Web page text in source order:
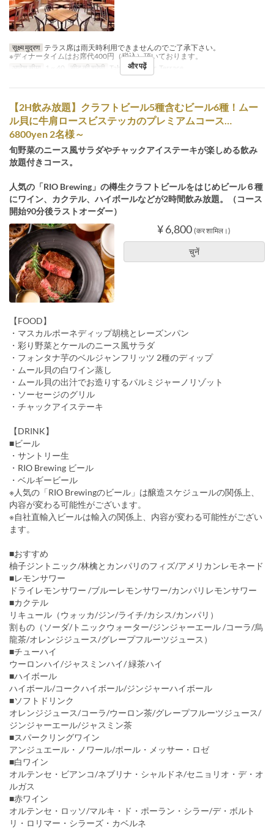
सूक्ष्म मुद्रण テラス席は雨天時利用できませんのでご了承下さい。
※ディナータイムはお席代400円（税込）頂いております。
आदेश सीमा
1 ~ 40 सीट की श्रेणी Table, Counter, Terrace
और पढ़ें
【2H飲み放題】クラフトビール5種含むビール6種！ムー
ル貝に牛肩ロースビステッカのプレミアムコース…
6800yen 2名様～
旬野菜のニース風サラダやチャックアイステーキが楽しめる飲み
放題付きコース。
人気の「RIO Brewing」の樽生クラフトビールをはじめビール６種
にワイン、カクテル、ハイボールなどが2時間飲み放題。（コース
開始90分後ラストオーダー）
¥ 6,800 (कर शामिल।)
चुनें
【FOOD】
・マスカルポーネディップ胡桃とレーズンパン
・彩り野菜とケールのニース風サラダ
・フォンタナ芋のベルジャンフリッツ 2種のディップ
・ムール貝の白ワイン蒸し
・ムール貝の出汁でお造りするパルミジャーノリゾット
・ソーセージのグリル
・チャックアイステーキ
【DRINK】
■ビール
・サントリー生
・RIO Brewing ビール
・ベルギービール
※人気の「RIO Brewingのビール」は醸造スケジュールの関係上、
内容が変わる可能性がございます。
※自社直輸入ビールは輸入の関係上、内容が変わる可能性がござい
ます。
■おすすめ
柚子ジントニック/林檎とカンパリのフィズ/アメリカンレモネード
■レモンサワー
ドライレモンサワー /ブルーレモンサワー/カンパリレモンサワー
■カクテル
リキュール（ウォッカ/ジン/ライチ/カシス/カンパリ）
割もの（ソーダ/トニックウォーター/ジンジャーエール /コーラ/烏
龍茶/オレンジジュース/グレープフルーツジュース）
■チューハイ
ウーロンハイ/ジャスミンハイ/ 緑茶ハイ
■ハイボール
ハイボール/コークハイボール/ジンジャーハイボール
■ソフトドリンク
オレンジジュース/コーラ/ウーロン茶/グレープフルーツジュース/
ジンジャーエール/ジャスミン茶
■スパークリングワイン
アンジュエール・ノワール/ポール・メッサー・ロゼ
■白ワイン
オルテンセ・ビアンコ/ネブリナ・シャルドネ/セニョリオ・デ・オ
ルガス
■赤ワイン
オルテンセ・ロッソ/マルキ・ド・ポーラン・シラー/デ・ボルト
リ・ロリマー・シラーズ・カベルネ